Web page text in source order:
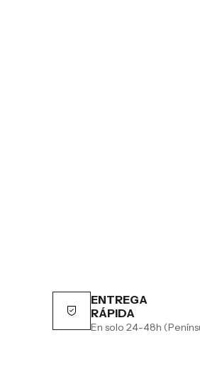
ENTREGA
RÁPIDA
En solo 24-48h